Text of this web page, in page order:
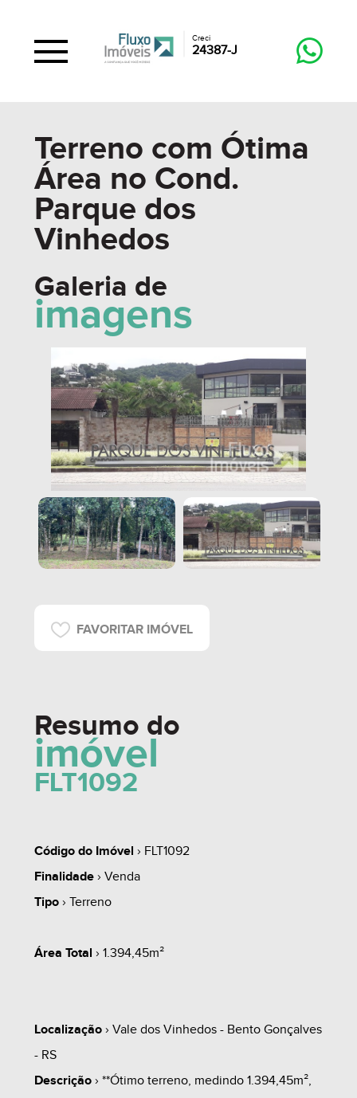
Creci
24387-J
Terreno com Ótima
Área no Cond.
Parque dos
Vinhedos
Galeria de
imagens
FAVORITAR IMÓVEL
Resumo do
imóvel
FLT1092
Código do Imóvel › FLT1092
Finalidade› Venda
Tipo› Terreno
Área Total › 1.394,45m²
Localização› Vale dos Vinhedos - Bento Gonçalves
- RS
Descrição› **Ótimo terreno, medindo 1.394,45m²,